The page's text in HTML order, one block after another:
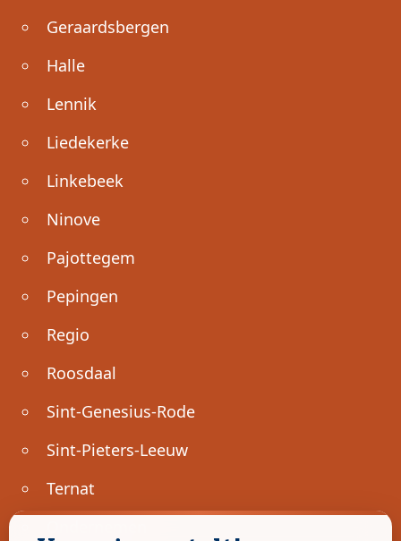
Geraardsbergen
Halle
Lennik
Liedekerke
Linkebeek
Ninove
Pajottegem
Pepingen
Regio
Roosdaal
Sint-Genesius-Rode
Sint-Pieters-Leeuw
Ternat